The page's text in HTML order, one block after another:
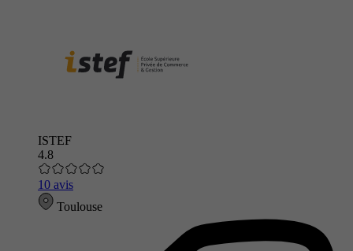
ISTEF
4.8
10 avis
Toulouse